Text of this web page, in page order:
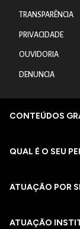
TRANSPARÊNCIA
PRIVACIDADE
OUVIDORIA
DENUNCIA
CONTEÚDOS
QUAL É O SEU
ATUAÇÃO POR
ATUAÇÃO